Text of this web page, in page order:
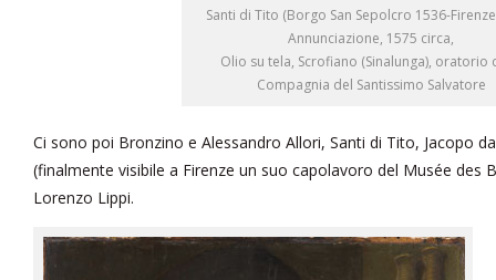
Santi di Tito (Borgo San Sepolcro 1536-
Annunciazione, 1575 circa,
Olio su tela, Scrofiano (Sinalunga), oratorio
Compagnia del Santissimo Salvatore
Ci sono poi Bronzino e Alessandro Allori, Santi di Tito, Jacopo
(finalmente visibile a Firenze un suo capolavoro del Musée des
Lorenzo Lippi.